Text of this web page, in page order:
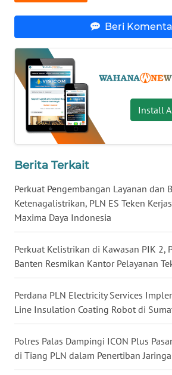
Beri
Install
Berita Terkait
Perkuat Pengembangan Layanan dan
Ketenagalistrikan, PLN ES Teken
Maxima Daya Indonesia
Perkuat Kelistrikan di Kawasan PIK 2,
Banten Resmikan Kantor Pelayanan
Perdana PLN Electricity Services
Line Insulation Coating Robot di
Polres Palas Dampingi ICON Plus
di Tiang PLN dalam Penertiban
WN
WN
KALTARA
WN
KALSEL
WN
KALTIM
WN
SULSEL
WN
GORONTALO
WN
SULUT
WN
MALUKU
WN